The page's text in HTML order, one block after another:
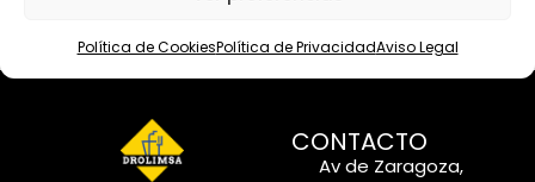
Política de CookiesPolítica de PrivacidadAviso Legal
verificado por: Trustindex
CONTACTO
Av de Zaragoza,